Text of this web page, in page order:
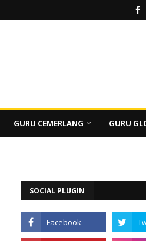
GURU CEMERLANG GURU
SOCIAL PLUGIN